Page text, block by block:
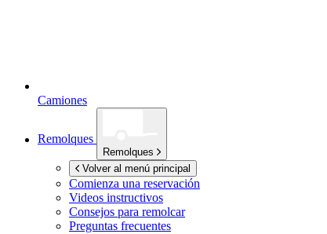
Camiones
Remolques
Remolques
Volver al menú principal
Comienza una reservación
Videos instructivos
Consejos para remolcar
Preguntas frecuentes